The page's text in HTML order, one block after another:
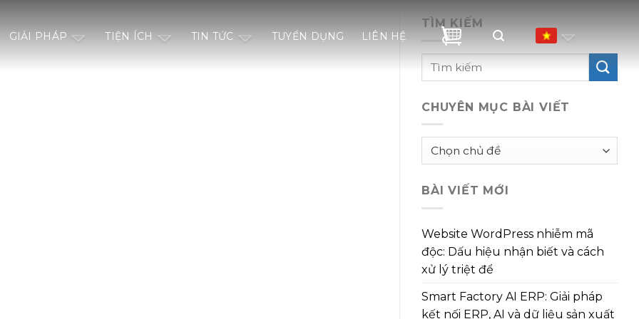
GIẢI PHÁP TIỆN ÍCH TIN TỨC TUYỂN DỤNG LIÊN HỆ
TÌM KIẾM
CHUYÊN MỤC BÀI VIẾT
Chuyên
viết
BÀI VIẾT MỚI
Website WordPress nhiễm mã
độc: Dấu hiệu nhận biết và cách
xử lý triệt để
Smart Factory AI ERP: Giải pháp
kết nối ERP, AI và dữ liệu sản xuất